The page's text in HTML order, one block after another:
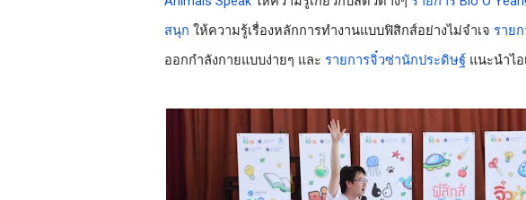
สนุก ให้ความรู้เรื่องหลักการทำงานแบบฟิสิกส์อย่างไม่จำเจ ราย
ออกกำลังกายแบบง่ายๆ และ รายการจิ๋วซ่านักประดิษฐ์ แนะนำไ